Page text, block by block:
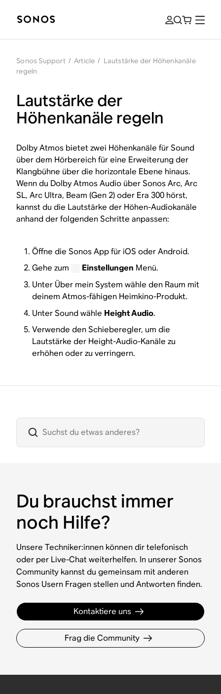
Sonos Support / Article / Lautstärke der Höhenkanäle
regeln
Lautstärke der
Höhenkanäle regeln
Dolby Atmos bietet zwei Höhenkanäle für Sound
über dem Hörbereich für eine Erweiterung der
Klangbühne über die horizontale Ebene hinaus.
Wenn du Dolby Atmos Audio über Sonos Arc, Arc
SL, Arc Ultra, Beam (Gen 2) oder Era 300 hörst,
kannst du die Lautstärke der Höhen-Audiokanäle
anhand der folgenden Schritte anpassen:
Öffne die Sonos App für iOS oder Android.
Gehe zum
Einstellungen Menü.
Unter Über mein System wähle den Raum mit
deinem Atmos-fähigen Heimkino-Produkt.
Unter Sound wähle Height Audio.
Verwende den Schieberegler, um die
Lautstärke der Height-Audio-Kanäle zu
erhöhen oder zu verringern.
Du brauchst immer
noch Hilfe?
Unsere Techniker:innen können dir telefonisch
oder per Live-Chat weiterhelfen. In unserer Sonos
Community kannst du gemeinsam mit anderen
Sonos Usern Fragen stellen und Antworten finden.
Kontaktiere uns
Frag die Community